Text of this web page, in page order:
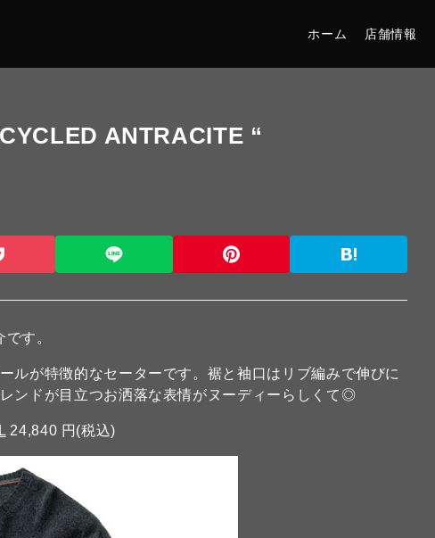
ホーム 店舗情報
ANTRACITE “
す。
ルが特徴的なセーターです。裾と袖口はリブ編みで伸びに
ンドが目立つお洒落な表情がヌーディーらしくて◎
24,840 円(税込)